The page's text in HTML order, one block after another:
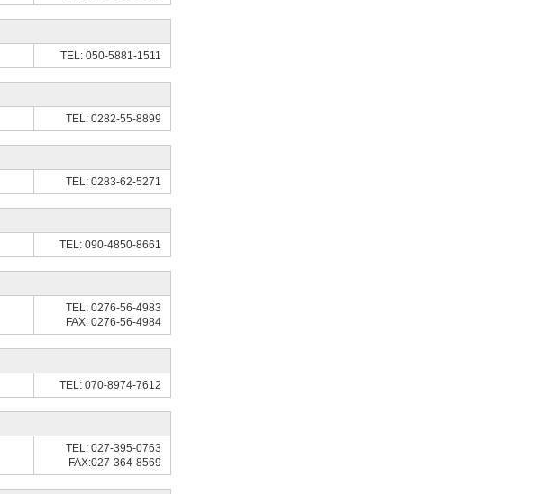
TEL: 050-5881-1511
TEL: 0282-55-8899
TEL: 0283-62-5271
TEL: 090-4850-8661
TEL: 0276-56-4983
FAX: 0276-56-4984
TEL: 070-8974-7612
TEL: 027-395-0763
FAX:027-364-8569